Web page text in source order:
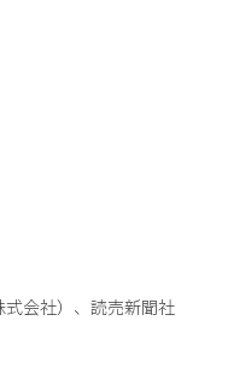
会社）、読売新聞社